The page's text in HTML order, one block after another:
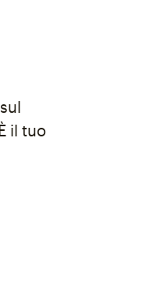
il tuo